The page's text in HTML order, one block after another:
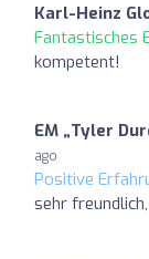
Karl-Heinz
Fantastisches
kompetent!
EM „Tyler
ago
Positive
sehr